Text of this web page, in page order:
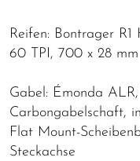
Reifen: Bontrager
60 TPI, 700 x 28 mm
Gabel: Émonda
Carbongabelschaft,
Flat Mount-
Steckachse